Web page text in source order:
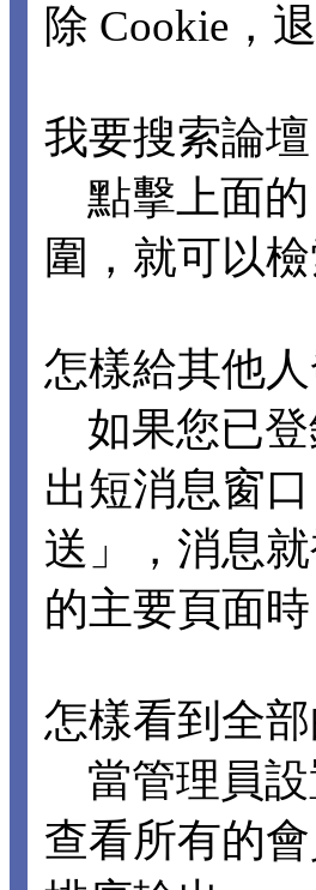
除 Cookie，
我要搜索論
點擊上面的
圍，就可以
怎樣給其他
如果您已登
出短消息窗
送」，消息
的主要頁面
怎樣看到全部
當管理員設
查看所有的